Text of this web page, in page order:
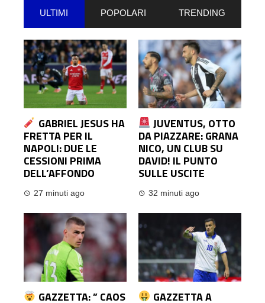
ULTIMI POPOLARI TRENDING
GABRIEL JESUS HA
FRETTA PER IL
NAPOLI: DUE LE
CESSIONI PRIMA
DELL’AFFONDO
27 minuti ago
JUVENTUS, OTTO
DA PIAZZARE: GRANA
NICO, UN CLUB SU
DAVID! IL PUNTO
SULLE USCITE
32 minuti ago
GAZZETTA: ” CAOS GAZZETTA A